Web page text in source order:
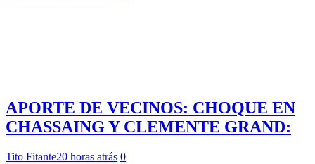
APORTE DE VECINOS: CHOQUE EN
CHASSAING Y CLEMENTE GRAND:
Tito Fitante20 horas atrás 0